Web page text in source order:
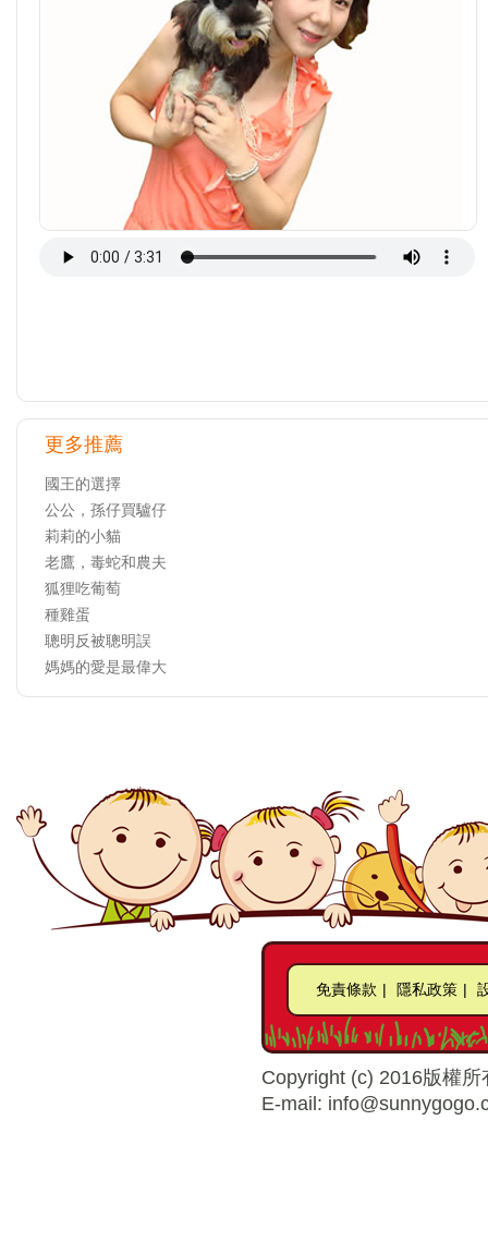
更多推薦
國王的選擇
公公，孫仔買驢仔
莉莉的小貓
老鷹，毒蛇和農夫
狐狸吃葡萄
種雞蛋
聰明反被聰明誤
媽媽的愛是最偉大
免責條款 | 隱私政策 |
Copyright (c) 2016版權
E-mail: